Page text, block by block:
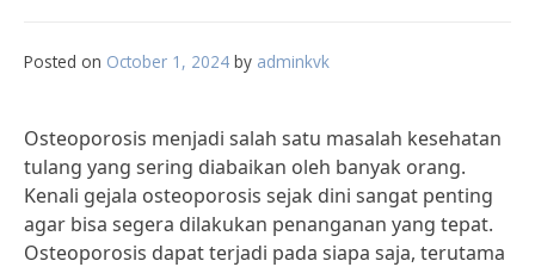
Posted on October 1, 2024 by adminkvk
Osteoporosis menjadi salah satu masalah kesehatan
tulang yang sering diabaikan oleh banyak orang.
Kenali gejala osteoporosis sejak dini sangat penting
agar bisa segera dilakukan penanganan yang tepat.
Osteoporosis dapat terjadi pada siapa saja, terutama